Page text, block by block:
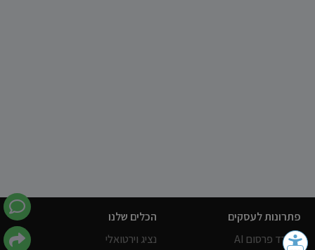
פתרונות לעסקים
משרד פרסום AI
הכלים שלנו
נציג וירטואלי